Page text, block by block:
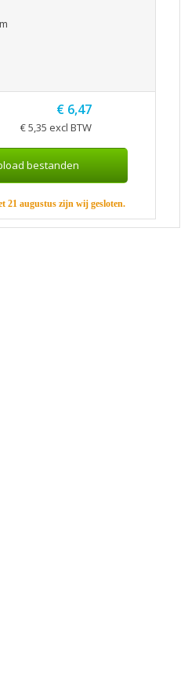
€ 6,47
€ 5,35 excl BTW
21 augustus zijn wij gesloten.